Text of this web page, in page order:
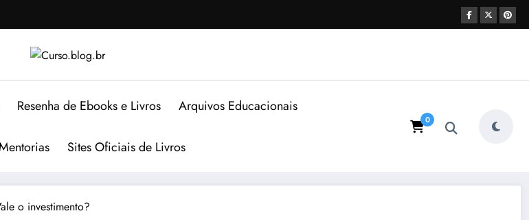
Resenha de Ebooks e Livros Arquivos Educacionais
Sites Oficiais de Livros
0
o investimento?